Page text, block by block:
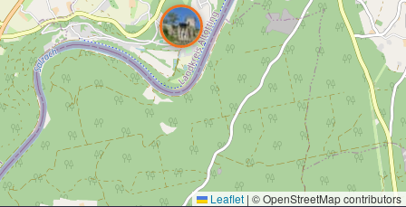
Leaflet | © OpenStreetMap contributors